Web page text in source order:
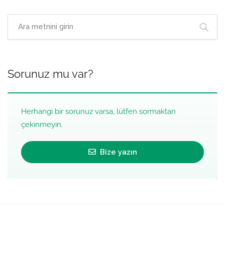
Sorunuz mu var?
Herhangi bir sorunuz varsa, lütfen sormaktan
çekinmeyin.
Bize yazın